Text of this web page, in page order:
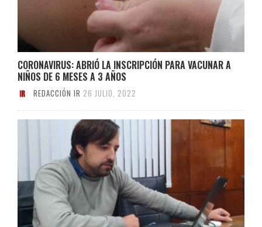
CORONAVIRUS: ABRIÓ LA INSCRIPCIÓN PARA VACUNAR A
NIÑOS DE 6 MESES A 3 AÑOS
REDACCIÓN IR 26 JULIO, 2022